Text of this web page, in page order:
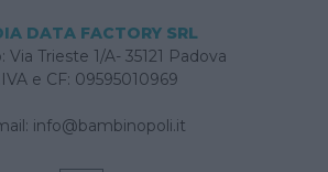
DATA FACTORY SRL
Via Trieste 1/A- 35121 Padova
e CF: 09595010969
info@bambinopoli.it